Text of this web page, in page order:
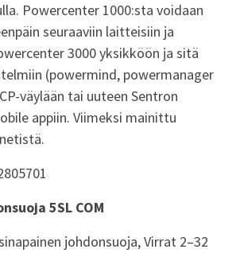
Powercenter 1000:sta voidaan
seuraaviin laitteisiin ja
3000 yksikköön ja sitä
(powermind, powermanager
väylään tai uuteen Sentron
appiin. Viimeksi mainittu
5SL COM
johdonsuoja, Virrat 2–32